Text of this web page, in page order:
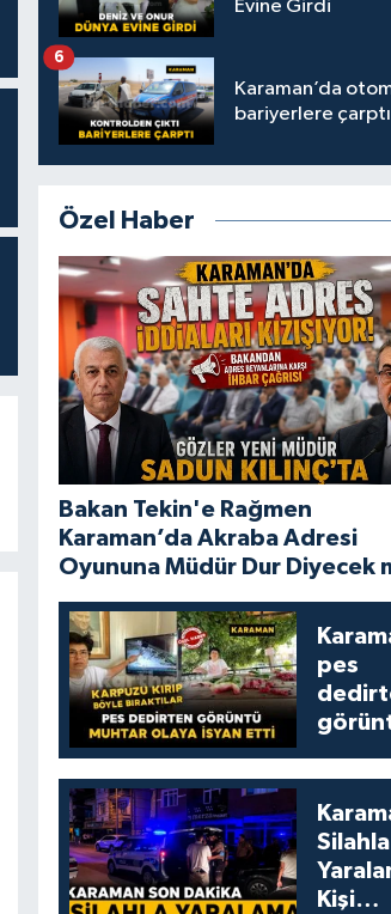
Evine Girdi
Karaman’da
bariyerlere çarptı
6
Özel Haber
Bakan Tekin'e Rağmen
Karaman’da Akraba Adresi
Oyununa Müdür Dur Diyecek
pes
Silahla
Kişi